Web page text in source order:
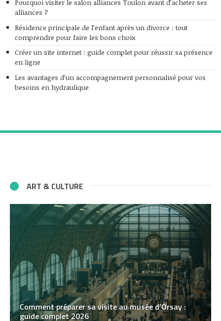
Pourquoi visiter le salon alliances Toulon avant d’acheter ses
alliances ?
Résidence principale de l’enfant après un divorce : tout
comprendre pour faire les bons choix
Créer un site internet : guide complet pour réussir sa présence
en ligne
Les avantages d’un accompagnement personnalisé pour vos
besoins en hydraulique
ART & CULTURE
Comment préparer sa visite au musée d’Orsay :
guide complet 2026